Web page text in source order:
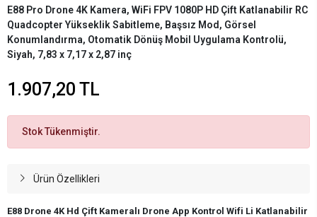
E88 Pro Drone 4K Kamera, WiFi FPV 1080P HD Çift Katlanabilir RC
Quadcopter Yükseklik Sabitleme, Başsız Mod, Görsel
Konumlandırma, Otomatik Dönüş Mobil Uygulama Kontrolü,
Siyah, 7,83 x 7,17 x 2,87 inç
1.907,20 TL
Stok Tükenmiştir.
Ürün Özellikleri
E88 Drone 4K Hd Çift Kameralı Drone App Kontrol Wifi Li Katlanabilir